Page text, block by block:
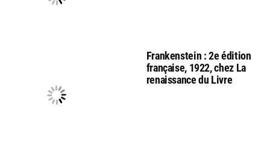
Frankenstein : 2e édition
française, 1922, chez La
renaissance du Livre